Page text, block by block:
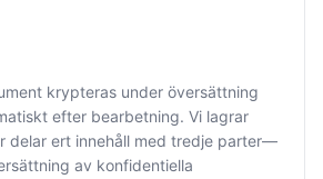
krypteras under översättning
efter bearbetning. Vi lagrar
delar ert innehåll med tredje parter—
av konfidentiella